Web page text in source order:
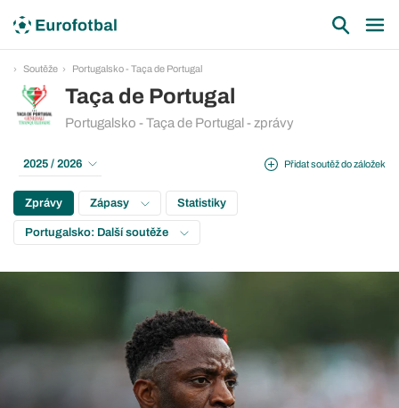
Soutěže Portugalsko - Taça de Portugal
Taça de Portugal
Portugalsko - Taça de Portugal - zprávy
Přidat soutěž do záložek
2025 / 2026
Zprávy Zápasy Statistiky
Portugalsko: Další soutěže